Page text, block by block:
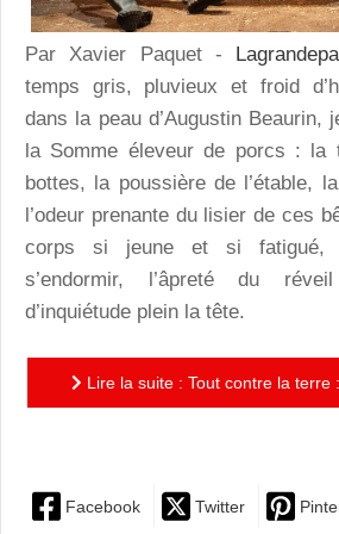
Par Xavier Paquet -
temps gris, pluvieux et froid
dans la peau d’Augustin Beaurin,
la Somme éleveur de porcs : la
bottes, la poussière de l’étable,
l’odeur prenante du lisier de ces
corps si jeune et si fatigué,
s’endormir, l’âpreté du
d’inquiétude plein la tête.
Lire la suite : Tout contre la terre
Facebook Twitter